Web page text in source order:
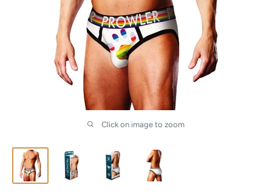
Click on image to zoom